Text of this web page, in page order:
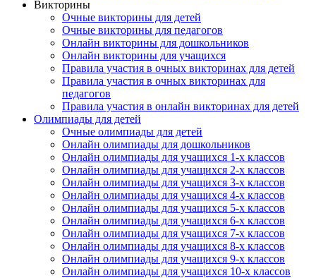
Викторины
Очные викторины для детей
Очные викторины для педагогов
Онлайн викторины для дошкольников
Онлайн викторины для учащихся
Правила участия в очных викторинах для детей
Правила участия в очных викторинах для
педагогов
Правила участия в онлайн викторинах для детей
Олимпиады для детей
Очные олимпиады для детей
Онлайн олимпиады для дошкольников
Онлайн олимпиады для учащихся 1-х классов
Онлайн олимпиады для учащихся 2-х классов
Онлайн олимпиады для учащихся 3-х классов
Онлайн олимпиады для учащихся 4-х классов
Онлайн олимпиады для учащихся 5-х классов
Онлайн олимпиады для учащихся 6-х классов
Онлайн олимпиады для учащихся 7-х классов
Онлайн олимпиады для учащихся 8-х классов
Онлайн олимпиады для учащихся 9-х классов
Онлайн олимпиады для учащихся 10-х классов